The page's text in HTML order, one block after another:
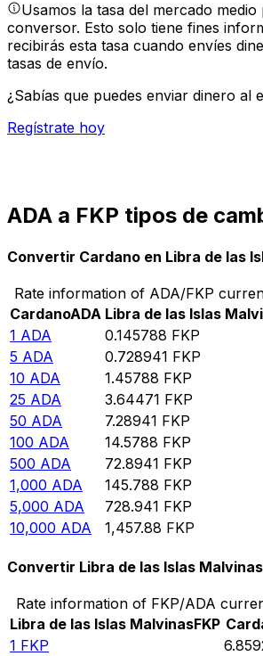
Usamos la tasa del mercado
conversor. Esto solo tiene fines
recibirás esta tasa cuando envíes
tasas de envío.
¿Sabías que puedes enviar dinero al
Regístrate hoy
ADA a FKP tipos de
Convertir Cardano en Libra de las
Rate information of ADA/FKP
CardanoADA Libra de las Islas
1 ADA 0.145788 FKP
5 ADA 0.728941 FKP
10 ADA 1.45788 FKP
25 ADA 3.64471 FKP
50 ADA 7.28941 FKP
100 ADA 14.5788 FKP
500 ADA 72.8941 FKP
1,000 ADA 145.788 FKP
5,000 ADA 728.941 FKP
10,000 ADA 1,457.88 FKP
Convertir Libra de las Islas
Rate information of FKP/ADA
Libra de las Islas MalvinasFKP
1 FKP